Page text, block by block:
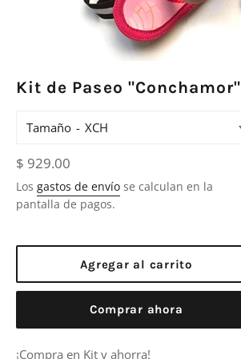
Kit de Paseo "Conchamor"
Tamaño
Precio
habitual
$ 929.00
Los gastos de envío se calculan en la
pantalla de pagos.
Agregar al carrito
Comprar ahora
¡Compra en Kit y ahorra!